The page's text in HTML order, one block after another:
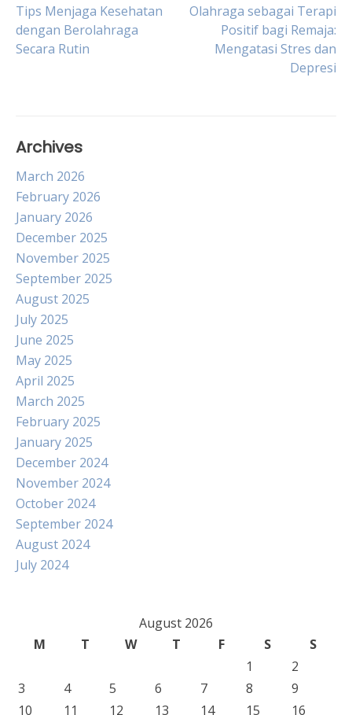
Post
navigation
Tips Menjaga Kesehatan
dengan Berolahraga
Secara Rutin
Olahraga sebagai Terapi
Positif bagi Remaja:
Mengatasi Stres dan
Depresi
Archives
March 2026
February 2026
January 2026
December 2025
November 2025
September 2025
August 2025
July 2025
June 2025
May 2025
April 2025
March 2025
February 2025
January 2025
December 2024
November 2024
October 2024
September 2024
August 2024
July 2024
August 2026
M
T W T F S
S
1
2
3
4 5 6 7 8
9
10
11 12 13 14 15 16